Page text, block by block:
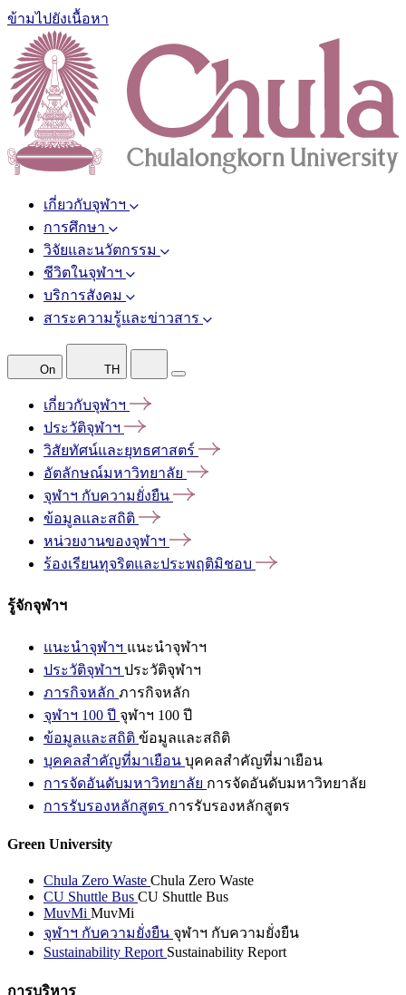
ข้ามไปยังเนื้อหา
เกี่ยวกับจุฬาฯ
การศึกษา
วิจัยและนวัตกรรม
ชีวิตในจุฬาฯ
บริการสังคม
สาระความรู้และข่าวสาร
On TH
เกี่ยวกับจุฬาฯ
ประวัติจุฬาฯ
วิสัยทัศน์และยุทธศาสตร์
อัตลักษณ์มหาวิทยาลัย
จุฬาฯ กับความยั่งยืน
ข้อมูลและสถิติ
หน่วยงานของจุฬาฯ
ร้องเรียนทุจริตและประพฤติมิชอบ
รู้จักจุฬาฯ
แนะนำจุฬาฯ แนะนำจุฬาฯ
ประวัติจุฬาฯ ประวัติจุฬาฯ
ภารกิจหลัก ภารกิจหลัก
จุฬาฯ 100 ปี จุฬาฯ 100 ปี
ข้อมูลและสถิติ ข้อมูลและสถิติ
บุคคลสำคัญที่มาเยือน บุคคลสำคัญที่มาเยือน
การจัดอันดับมหาวิทยาลัย การจัดอันดับมหาวิทยาลัย
การรับรองหลักสูตร การรับรองหลักสูตร
Green University
Chula Zero Waste Chula Zero Waste
CU Shuttle Bus CU Shuttle Bus
MuvMi MuvMi
จุฬาฯ กับความยั่งยืน จุฬาฯ กับความยั่งยืน
Sustainability Report Sustainability Report
การบริหาร